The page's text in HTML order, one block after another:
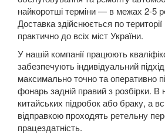
5 Series F11
5 Series G30/G31
5 Series G60/G61/G68
5 Series G60/G61 mHEV
5 Series i5 (G60E/G61E/G68E)
найкоротші терміни — в межах 2-5
Доставка здійснюється по території
практично до всіх міст України.
У нашій компанії працюють
забезпечують індивідуальний
максимально точно та оперативно
фонарь задній правий з розбірки. В
китайських підробок або браку, а
відправкою проходять ретельну
працездатність.